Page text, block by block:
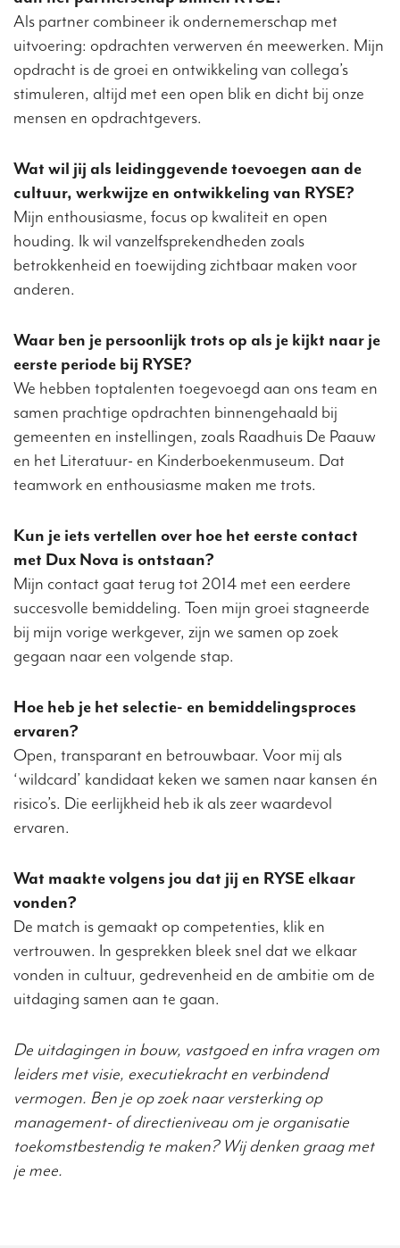
Als partner combineer ik ondernemerschap met
uitvoering: opdrachten verwerven én meewerken. Mijn
opdracht is de groei en ontwikkeling van collega’s
stimuleren, altijd met een open blik en dicht bij onze
mensen en opdrachtgevers.
Wat wil jij als leidinggevende toevoegen aan de
cultuur, werkwijze en ontwikkeling van RYSE?
Mijn enthousiasme, focus op kwaliteit en open
houding. Ik wil vanzelfsprekendheden zoals
betrokkenheid en toewijding zichtbaar maken voor
anderen.
Waar ben je persoonlijk trots op als je kijkt naar je
eerste periode bij RYSE?
We hebben toptalenten toegevoegd aan ons team en
samen prachtige opdrachten binnengehaald bij
gemeenten en instellingen, zoals Raadhuis De Paauw
en het Literatuur- en Kinderboekenmuseum. Dat
teamwork en enthousiasme maken me trots.
Kun je iets vertellen over hoe het eerste contact
met Dux Nova is ontstaan?
Mijn contact gaat terug tot 2014 met een eerdere
succesvolle bemiddeling. Toen mijn groei stagneerde
bij mijn vorige werkgever, zijn we samen op zoek
gegaan naar een volgende stap.
Hoe heb je het selectie- en bemiddelingsproces
ervaren?
Open, transparant en betrouwbaar. Voor mij als
‘wildcard’ kandidaat keken we samen naar kansen én
risico’s. Die eerlijkheid heb ik als zeer waardevol
ervaren.
Wat maakte volgens jou dat jij en RYSE elkaar
vonden?
De match is gemaakt op competenties, klik en
vertrouwen. In gesprekken bleek snel dat we elkaar
vonden in cultuur, gedrevenheid en de ambitie om de
uitdaging samen aan te gaan.
De uitdagingen in bouw, vastgoed en infra vragen om
leiders met visie, executiekracht en verbindend
vermogen. Ben je op zoek naar versterking op
management- of directieniveau om je organisatie
toekomstbestendig te maken? Wij denken graag met
je mee.